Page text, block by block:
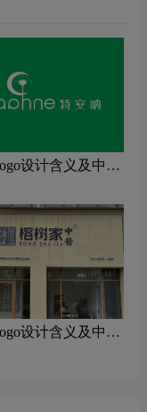
设计含义及中医
设计含义及中医